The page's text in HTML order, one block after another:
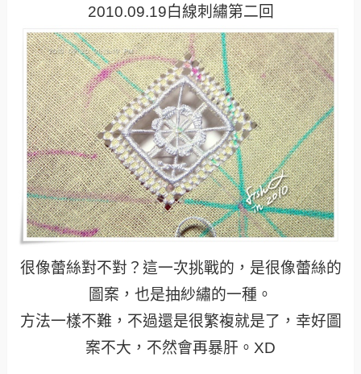
2010.09.19白線刺繡第二回
很像蕾絲對不對？這一次挑戰的，是很像蕾絲的
圖案，也是抽紗繡的一種。
方法一樣不難，不過還是很繁複就是了，幸好圖
案不大，不然會再暴肝。XD